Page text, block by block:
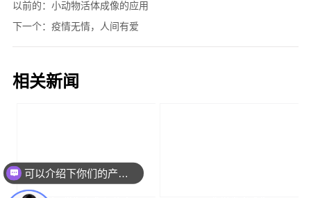
以前的：小动物活体成像的应用
下一个：疫情无情，人间有爱
相关新闻